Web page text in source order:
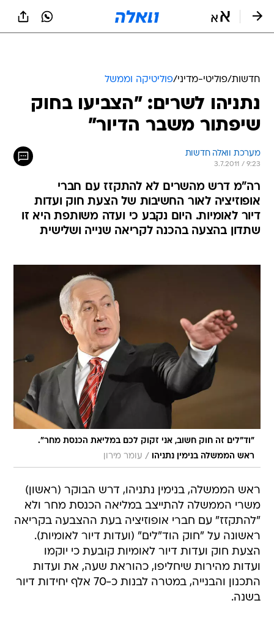
חדשות/פוליטי-מדיני/פוליטיקה וממשל
נתניהו לשרים: "הצביעו בחוק
שיפתור משבר הדיור"
מערכת וואלה חדשות
3.7.2011 / 9:23
רה"מ דרש מהשרים לא להתקזז עם חברי
אופוזיציה לאור החשיבות של הצעת חוק ועדות
דיור לאומיות. היום נקבע כי ועדה משותפת היא זו
שתדון בהצעה בהכנה לקריאה שנייה ושלישית
"וד"לים זה חוק חשוב, אני זקוק לכם במליאת הכנסת מחר".
ראש הממשלה בנימין נתניהו
/ עומר מירון
ראש הממשלה, בנימין נתניהו, דרש הבוקר (ראשון)
משרי הממשלה להתייצב במליאה הכנסת מחר ולא
"להתקזז" עם חברי אופוזיציה בעת ההצבעה בקריאה
ראשונה על "חוק הוד"לים" (ועדות דיור לאומיות).
הצעת חוק ועדות דיור לאומיות קובעת כי יוקמו
ועדות מהירות שיחליפו, כהוראת שעה, את ועדות
התכנון והבנייה, במטרה לבנות כ-70 אלף יחידות דיור
בשנה.